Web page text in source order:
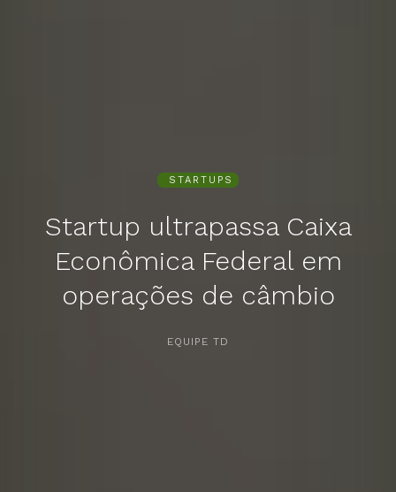
APERTE [ENTER] PARA PESQUISAR...
STARTUPS
Startup ultrapassa Caixa
Econômica Federal em
operações de câmbio
EQUIPE TD